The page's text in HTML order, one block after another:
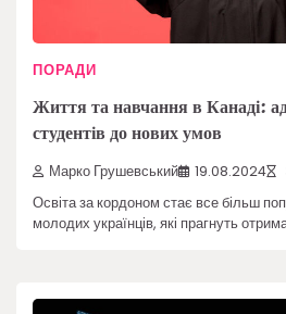
ПОРАДИ
Життя та навчання в Канаді:
студентів до нових умов
Марко Грушевський 19.08.2024
Освіта за кордоном стає все більш
молодих українців, які прагнуть